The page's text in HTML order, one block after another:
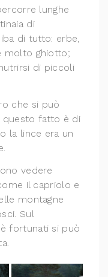
lunghe
di
di tutto: erbe,
molto ghiotto;
di piccoli
che si può
questo fatto è di
la lince era un
vedere
il capriolo e
montagne
Sul
fortunati si può